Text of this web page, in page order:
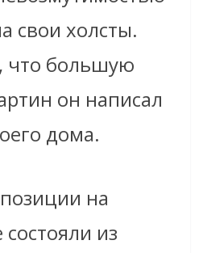
свои холсты.
что большую
он написал
дома.
на
из